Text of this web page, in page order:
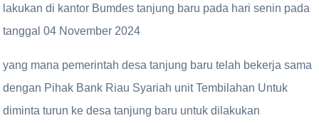
lakukan di kantor Bumdes tanjung baru pada hari senin pada
tanggal 04 November 2024
yang mana pemerintah desa tanjung baru telah bekerja sama
dengan Pihak Bank Riau Syariah unit Tembilahan Untuk
diminta turun ke desa tanjung baru untuk dilakukan